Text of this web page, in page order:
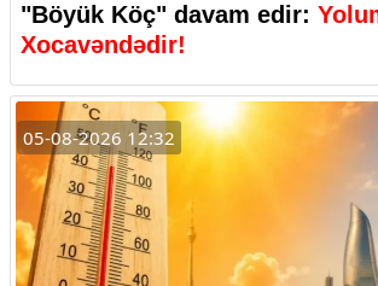
"Böyük Köç" davam edir:
Xocavəndədir!
05-08-2026 12:32